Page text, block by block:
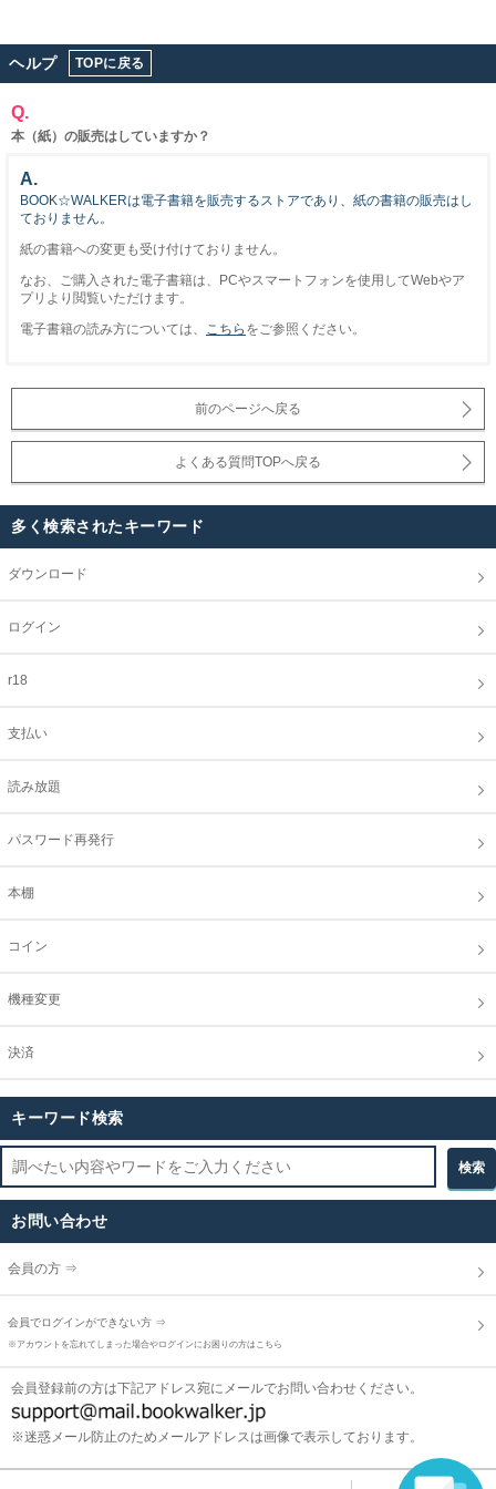
ヘルプ TOPに戻る
Q.
本（紙）の販売はしていますか？
A.
BOOK☆WALKERは電子書籍を販売するストアであり、紙の書籍の販売はし
ておりません。
紙の書籍への変更も受け付けておりません。
なお、ご購入された電子書籍は、PCやスマートフォンを使用してWebやア
プリより閲覧いただけます。
電子書籍の読み方については、 こちら をご参照ください。
前のページへ戻る
よくある質問TOPへ戻る
多く検索されたキーワード
ダウンロード
ログイン
r18
支払い
読み放題
パスワード再発行
本棚
コイン
機種変更
決済
キーワード検索
お問い合わせ
会員の方 ⇒
会員でログインができない方 ⇒
※アカウントを忘れてしまった場合やログインにお困りの方はこちら
会員登録前の方は下記アドレス宛にメールでお問い合わせください。
※迷惑メール防止のためメールアドレスは画像で表示しております。